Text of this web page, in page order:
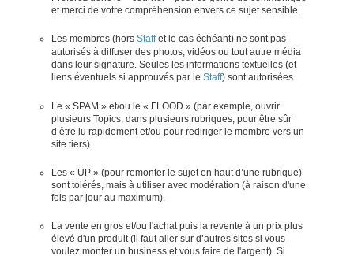
et merci de votre compréhension envers ce sujet sensible.
Les membres (hors Staffet le cas échéant) ne sont pas
autorisés à diffuser des photos, vidéos ou tout autre média
dans leur signature. Seules les informations textuelles (et
liens éventuels si approuvés par le Staff) sont autorisées.
Le « SPAM » et/ou le « FLOOD » (par exemple, ouvrir
plusieurs Topics, dans plusieurs rubriques, pour être sûr
d’être lu rapidement et/ou pour rediriger le membre vers un
site tiers).
Les « UP » (pour remonter le sujet en haut d’une rubrique)
sont tolérés, mais à utiliser avec modération (à raison d'une
fois par jour au maximum).
La vente en gros et/ou l'achat puis la revente à un prix plus
élevé d'un produit (il faut aller sur d’autres sites si vous
voulez monter un business et vous faire de l'argent). Si